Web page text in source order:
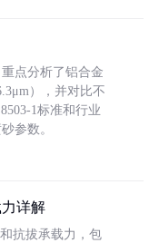
点分析了铝合金
），并对比不
1标准和行业
参数。
详解
抗拔承载力，包